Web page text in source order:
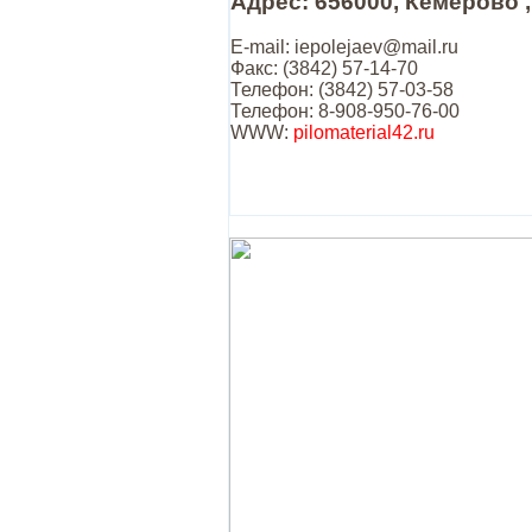
E-mail: iepolejaev@mail.ru
Факс: (3842) 57-14-70
Телефон: (3842) 57-03-58
Телефон: 8-908-950-76-00
WWW: pilomaterial42.ru